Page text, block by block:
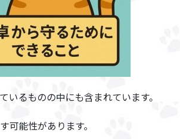
るものの中にも含まれています。
能性があります。